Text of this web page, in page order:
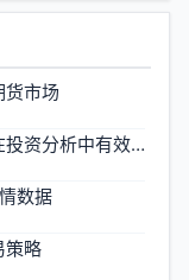
货市场
固定资产周转率怎么计算？如何在投资分析中有效运用？
数据
策略